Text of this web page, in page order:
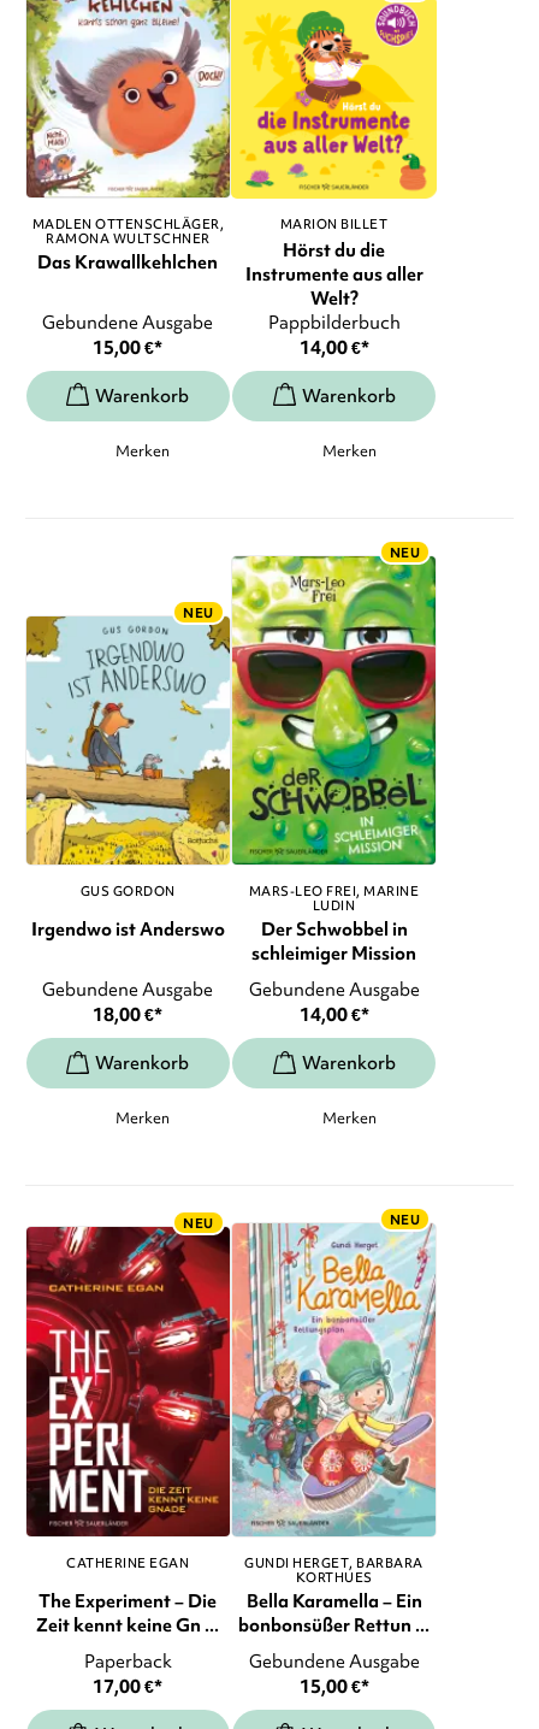
MADLEN OTTENSCHLÄGER
RAMONA WULTSCHNER
Das Krawallkehlchen
Gebundene Ausgabe
15,00€*
Merken
MARION BILLET
Hörst du die
Instrumente aus aller
Welt?
Pappbilderbuch
14,00€*
Merken
NEU
GUS GORDON
Irgendwo ist Anderswo
Gebundene Ausgabe
18,00€*
Merken
NEU
MARS-LEO FREI MARINE
LUDIN
Der Schwobbel in
schleimiger Mission
Gebundene Ausgabe
14,00€*
Merken
NEU
CATHERINE EGAN
The Experiment – Die
Zeit kennt keine Gn ...
Paperback
17,00€*
NEU
GUNDI HERGET BARBARA
KORTHUES
Bella Karamella – Ein
bonbonsüßer Rettun ...
Gebundene Ausgabe
15,00€*